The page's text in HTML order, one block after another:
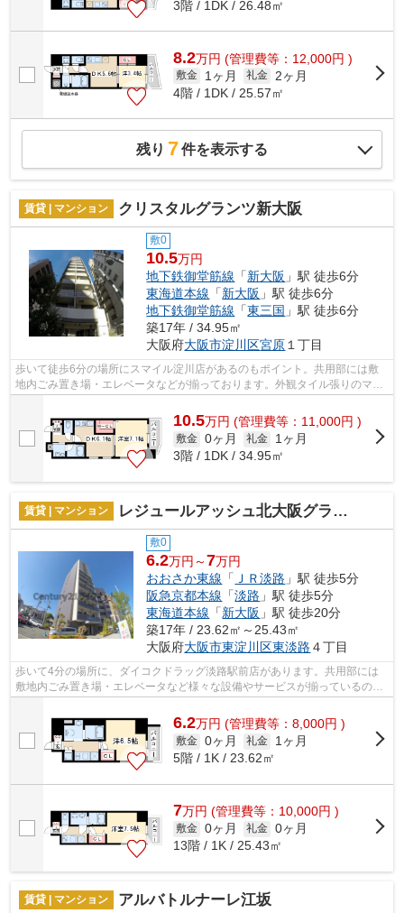
3階 / 1DK / 26.48㎡
8.2万円 (管理費等：12,000円 )
敷金 1ヶ月 礼金
2ヶ月
4階 / 1DK / 25.57㎡
残り 7件を表示する
賃貸 | マンション クリスタルグランツ新大阪
敷0
10.5万円
地下鉄御堂筋線 「新大阪 」駅 徒歩6分
東海道本線 「新大阪 」駅 徒歩6分
地下鉄御堂筋線 「東三国 」駅 徒歩6分
築17年 / 34.95㎡
大阪府大阪市淀川区宮原 １丁目
歩いて徒歩6分の場所にスマイル淀川店があるのもポイント。共用部には敷
地内ごみ置き場・エレベータなどが揃っております。外観タイル張りのマン
ションは、雨で汚れが落ちるのが魅力で...
10.5万円 (管理費等：11,000円 )
敷金 0ヶ月 礼金
1ヶ月
3階 / 1DK / 34.95㎡
賃貸 | マンション レジュールアッシュ北大阪グランドステージ
敷0
6.2万円～7万円
おおさか東線 「 ＪＲ淡路 」駅 徒歩5分
阪急京都本線 「淡路 」駅 徒歩5分
東海道本線 「新大阪 」駅 徒歩20分
築17年 / 23.62㎡～25.43㎡
大阪府大阪市東淀川区東淡路 ４丁目
歩いて4分の場所に、ダイコクドラッグ淡路駅前店があります。共用部には
敷地内ごみ置き場・エレベータなど様々な設備やサービスが揃っているので
便利です。2駅利用できる場所にあり、...
6.2万円 (管理費等：8,000円 )
敷金 0ヶ月 礼金
1ヶ月
5階 / 1K / 23.62㎡
7万円 (管理費等：10,000円 )
敷金 0ヶ月 礼金 0ヶ月
13階 / 1K / 25.43㎡
賃貸 | マンション アルバトルナーレ江坂